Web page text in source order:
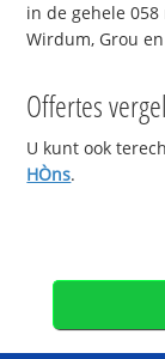
in de gehele
Wirdum, Grou
Offertes
U kunt ook
HÒns.